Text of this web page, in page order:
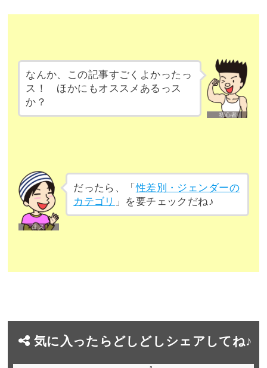
なんか、この記事すごくよかったっ
ス！ ほかにもオススメあるっス
か？
だったら、「性差別・ジェンダーの
カテゴリ 」を要チェックだね♪
気に入ったらどしどしシェアしてね♪